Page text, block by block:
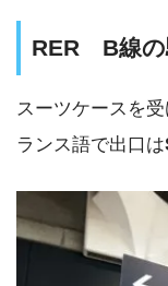
RER B線の
スーツケースを
ランス語で出口は